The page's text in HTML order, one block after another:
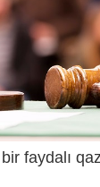
faydalı